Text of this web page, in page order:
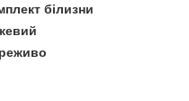
білизни